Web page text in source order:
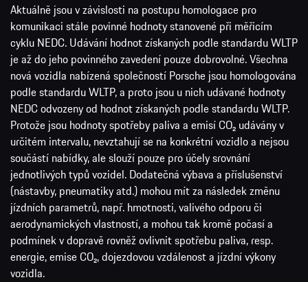
Aktuálně jsou v závislosti na postupu homologace pro
komunikaci stále povinné hodnoty stanovené při měřicím
cyklu NEDC. Udávání hodnot získaných podle standardu WLTP
je až do jeho povinného zavedení pouze dobrovolné. Všechna
nová vozidla nabízená společností Porsche jsou homologována
podle standardu WLTP, a proto jsou u nich udávané hodnoty
NEDC odvozeny od hodnot získaných podle standardu WLTP.
Protože jsou hodnoty spotřeby paliva a emisí CO₂ udávány v
určitém intervalu, nevztahují se na konkrétní vozidlo a nejsou
součástí nabídky, ale slouží pouze pro účely srovnání
jednotlivých typů vozidel. Dodatečná výbava a příslušenství
(nástavby, pneumatiky atd.) mohou mít za následek změnu
jízdních parametrů, např. hmotnosti, valivého odporu či
aerodynamických vlastností, a mohou tak kromě počasí a
podmínek v dopravě rovněž ovlivnit spotřebu paliva, resp.
energie, emise CO₂, dojezdovou vzdálenost a jízdní výkony
vozidla.